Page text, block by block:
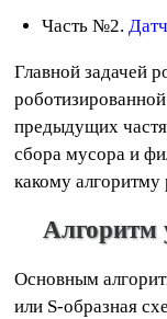
Часть №2.
Главной задачей
предыдущих
сбора мусора и
какому
Алгоритм
Основным
или S-образная